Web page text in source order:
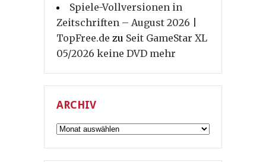
Spiele-Vollversionen in
Zeitschriften – August 2026 |
TopFree.de zu Seit GameStar XL
05/2026 keine DVD mehr
ARCHIV
Archiv